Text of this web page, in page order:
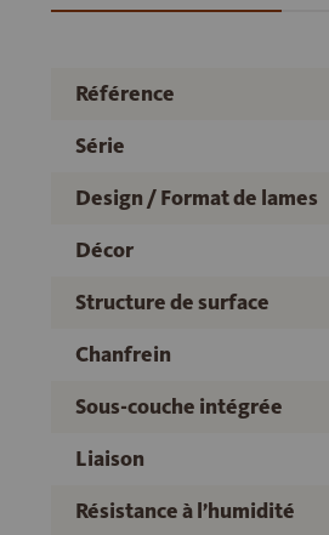
Référence
Série
Design / Format de lames
Décor
Structure de surface
Chanfrein
Sous-couche intégrée
Liaison
Résistance à l’humidité